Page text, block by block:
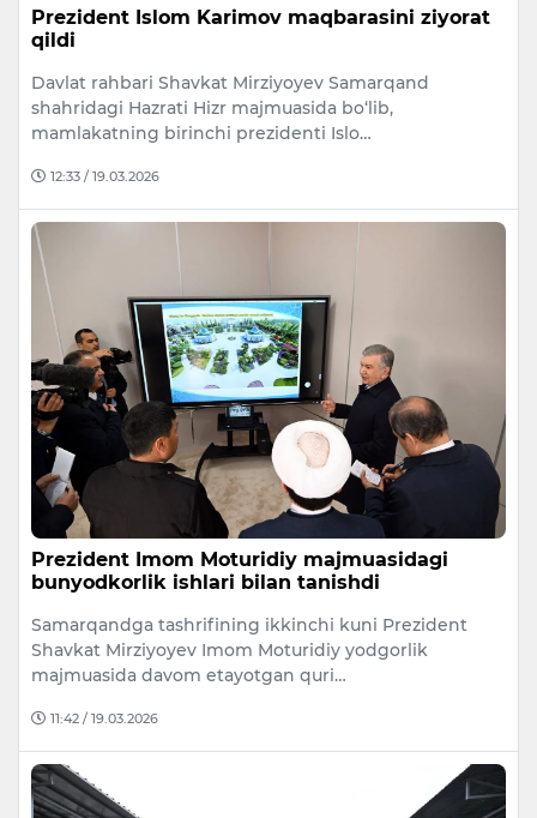
Prezident Islom Karimov maqbarasini ziyorat
qildi
Davlat rahbari Shavkat Mirziyoyev Samarqand
shahridagi Hazrati Hizr majmuasida bo‘lib,
mamlakatning birinchi prezidenti Islo…
12:33 / 19.03.2026
Prezident Imom Moturidiy majmuasidagi
bunyodkorlik ishlari bilan tanishdi
Samarqandga tashrifining ikkinchi kuni Prezident
Shavkat Mirziyoyev Imom Moturidiy yodgorlik
majmuasida davom etayotgan quri…
11:42 / 19.03.2026